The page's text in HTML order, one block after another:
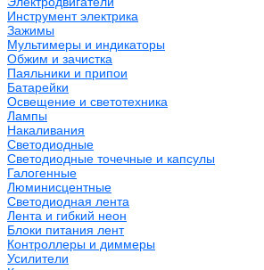
Инструмент электрика
Зажимы
Мультимеры и индикаторы
Обжим и зачистка
Паяльники и припои
Батарейки
Освещение и светотехника
Лампы
Накаливания
Светодиодные
Светодиодные точечные и капсулы
Галогенные
Люминисцентные
Светодиодная лента
Лента и гибкий неон
Блоки питания лент
Контроллеры и диммеры
Усилители